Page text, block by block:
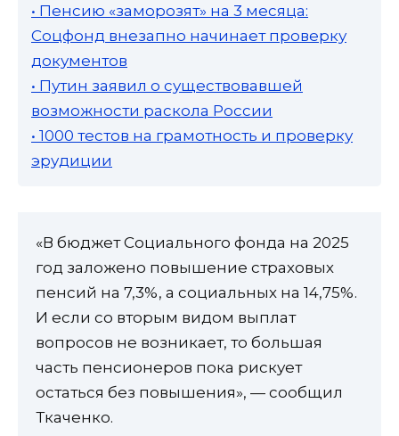
• Пенсию «заморозят» на 3 месяца:
Соцфонд внезапно начинает проверку
документов
• Путин заявил о существовавшей
возможности раскола России
• 1000 тестов на грамотность и проверку
эрудиции
«В бюджет Социального фонда на 2025
год заложено повышение страховых
пенсий на 7,3%, а социальных на 14,75%.
И если со вторым видом выплат
вопросов не возникает, то большая
часть пенсионеров пока рискует
остаться без повышения», — сообщил
Ткаченко.